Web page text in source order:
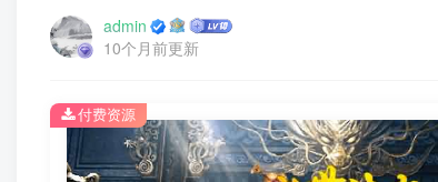
admin
10个月前更新
付费资源